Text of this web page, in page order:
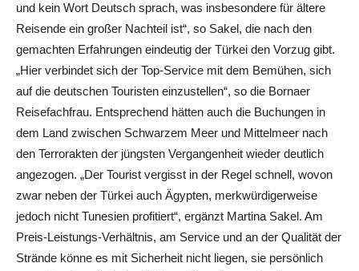
und kein Wort Deutsch sprach, was insbesondere für ältere
Reisende ein großer Nachteil ist“, so Sakel, die nach den
gemachten Erfahrungen eindeutig der Türkei den Vorzug gibt.
„Hier verbindet sich der Top-Service mit dem Bemühen, sich
auf die deutschen Touristen einzustellen“, so die Bornaer
Reisefachfrau. Entsprechend hätten auch die Buchungen in
dem Land zwischen Schwarzem Meer und Mittelmeer nach
den Terrorakten der jüngsten Vergangenheit wieder deutlich
angezogen. „Der Tourist vergisst in der Regel schnell, wovon
zwar neben der Türkei auch Ägypten, merkwürdigerweise
jedoch nicht Tunesien profitiert“, ergänzt Martina Sakel. Am
Preis-Leistungs-Verhältnis, am Service und an der Qualität der
Strände könne es mit Sicherheit nicht liegen, sie persönlich